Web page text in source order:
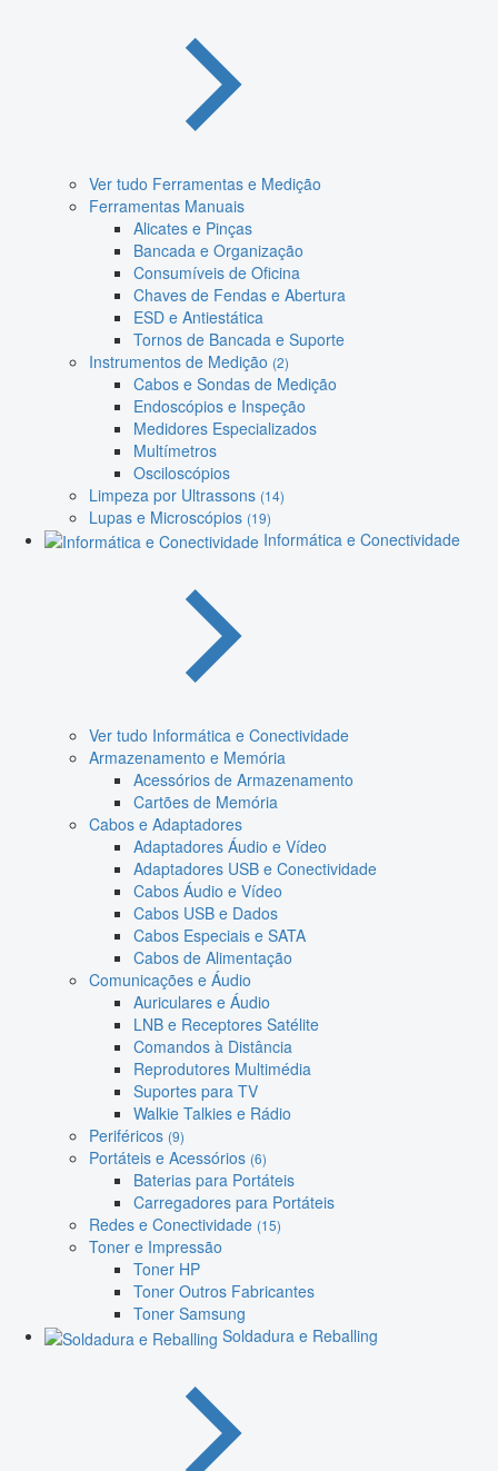
Ver tudo Ferramentas e Medição
Ferramentas Manuais
Alicates e Pinças
Bancada e Organização
Consumíveis de Oficina
Chaves de Fendas e Abertura
ESD e Antiestática
Tornos de Bancada e Suporte
Instrumentos de Medição (2)
Cabos e Sondas de Medição
Endoscópios e Inspeção
Medidores Especializados
Multímetros
Osciloscópios
Limpeza por Ultrassons (14)
Lupas e Microscópios (19)
Informática e Conectividade
Ver tudo Informática e Conectividade
Armazenamento e Memória
Acessórios de Armazenamento
Cartões de Memória
Cabos e Adaptadores
Adaptadores Áudio e Vídeo
Adaptadores USB e Conectividade
Cabos Áudio e Vídeo
Cabos USB e Dados
Cabos Especiais e SATA
Cabos de Alimentação
Comunicações e Áudio
Auriculares e Áudio
LNB e Receptores Satélite
Comandos à Distância
Reprodutores Multimédia
Suportes para TV
Walkie Talkies e Rádio
Periféricos (9)
Portáteis e Acessórios (6)
Baterias para Portáteis
Carregadores para Portáteis
Redes e Conectividade (15)
Toner e Impressão
Toner HP
Toner Outros Fabricantes
Toner Samsung
Soldadura e Reballing